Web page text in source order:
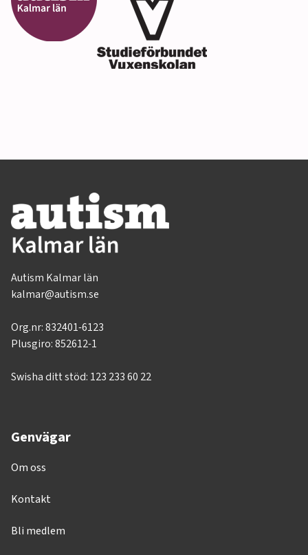
Autism Kalmar län
kalmar@autism.se
Org.nr:832401-6123
Plusgiro: 852612-1
Swisha ditt stöd: 123 233 60 22
Genvägar
Om oss
Kontakt
Bli medlem